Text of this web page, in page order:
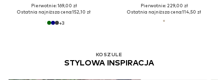
Pierwotnie: 169,00 zł
Ostatnia najniższa cena:152,10 zł
+3
Pierwotnie: 229,00 zł
Ostatnia najniższa cena:114,50 zł
KOSZULE
STYLOWA INSPIRACJA